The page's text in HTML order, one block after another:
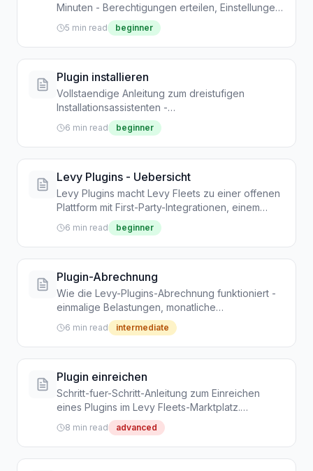
Minuten - Berechtigungen erteilen, Einstellungen
konfigurieren und ueberpruefen, ob die
Integration Ereignisse liefert.
5 min read beginner
Plugin installieren
Vollstaendige Anleitung zum dreistufigen
Installationsassistenten -
Berechtigungseinwilligung, Konfiguration und
Bestaetigung.
6 min read beginner
Levy Plugins - Uebersicht
Levy Plugins macht Levy Fleets zu einer offenen
Plattform mit First-Party-Integrationen, einem
oeffentlichen Marktplatz und einem
Entwicklerprogramm fuer Drittanbieter-
Erweiterungen.
6 min read beginner
Plugin-Abrechnung
Wie die Levy-Plugins-Abrechnung funktioniert -
einmalige Belastungen, monatliche
Abonnements, nutzungsbasierte Preise, die 20-
%-Plattformgebuehr und Stripe Connect.
6 min read intermediate
Plugin einreichen
Schritt-fuer-Schritt-Anleitung zum Einreichen
eines Plugins im Levy Fleets-Marktplatz.
Anbieterregistrierung, Manifest-Erstellung,
Sandbox-Tests und Einreichung.
8 min read advanced